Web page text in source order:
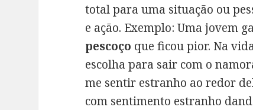
total para uma situação ou
e ação. Exemplo: Uma jovem
pescoço que ficou pior. Na
escolha para sair com o
me sentir estranho ao redor
com sentimento estranho